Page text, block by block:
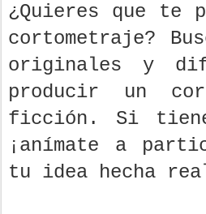
¿Quieres que te
cortometraje?
originales y
producir un
ficción. Si
¡anímate a
tu idea hecha